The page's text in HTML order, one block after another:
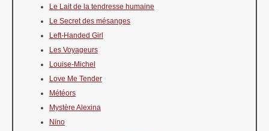
Le Lait de la tendresse humaine
Le Secret des mésanges
Left-Handed Girl
Les Voyageurs
Louise-Michel
Love Me Tender
Météors
Mystère Alexina
Nino